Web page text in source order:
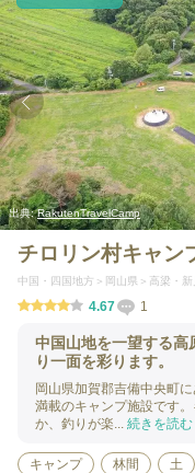
出典:RakutenTravelCamp
チロリン村キャン
中国・四国地方 岡山県 高梁・
4.67 1
中国山地を一望する高
り一面を彩ります。
岡山県加賀郡吉備中央町
満載のキャンプ施設です
か、釣りが楽... 続きを読む
キャンプ 林間 土